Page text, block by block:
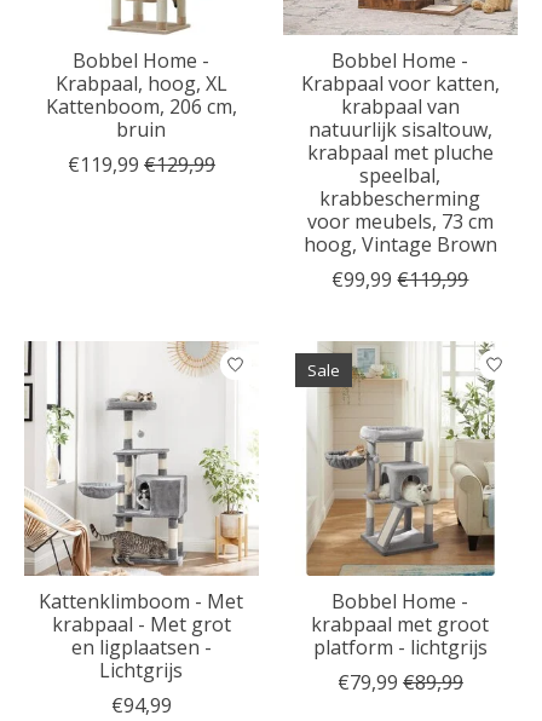
Bobbel Home -
Krabpaal, hoog, XL
Kattenboom, 206 cm,
bruin
€119,99 €129,99
Bobbel Home -
Krabpaal voor katten,
krabpaal van
natuurlijk sisaltouw,
krabpaal met pluche
speelbal,
krabbescherming
voor meubels, 73 cm
hoog, Vintage Brown
€99,99 €119,99
Kattenklimboom - Met
krabpaal - Met grot
en ligplaatsen -
Lichtgrijs
€94,99
Sale
Bobbel Home -
krabpaal met groot
platform - lichtgrijs
€79,99 €89,99